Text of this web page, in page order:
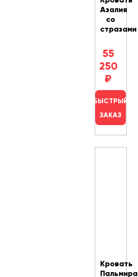
Азалия
со
стразами
55
250
₽
БЫСТРЫЙ
ЗАКАЗ
Кровать
Пальмира